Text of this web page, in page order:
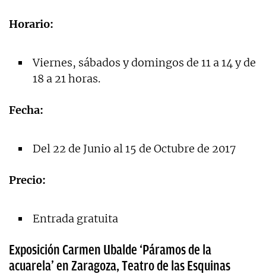
Horario:
Viernes, sábados y domingos de 11 a 14 y de
18 a 21 horas.
Fecha:
Del 22 de Junio al 15 de Octubre de 2017
Precio:
Entrada gratuita
Exposición Carmen Ubalde ‘Páramos de la
acuarela’ en Zaragoza, Teatro de las Esquinas